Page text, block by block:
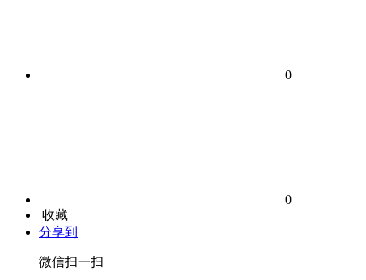
0
0
收藏
分享到
微信扫一扫